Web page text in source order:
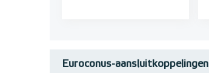
Euroconus-aansluitkoppelingen